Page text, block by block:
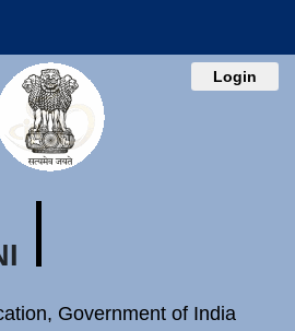
Login
Government of India